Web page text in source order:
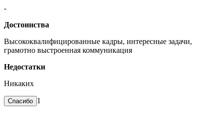
-
Достоинства
Высококвалифицированные кадры, интересные задачи,
грамотно выстроенная коммуникация
Недостатки
Никаких
1